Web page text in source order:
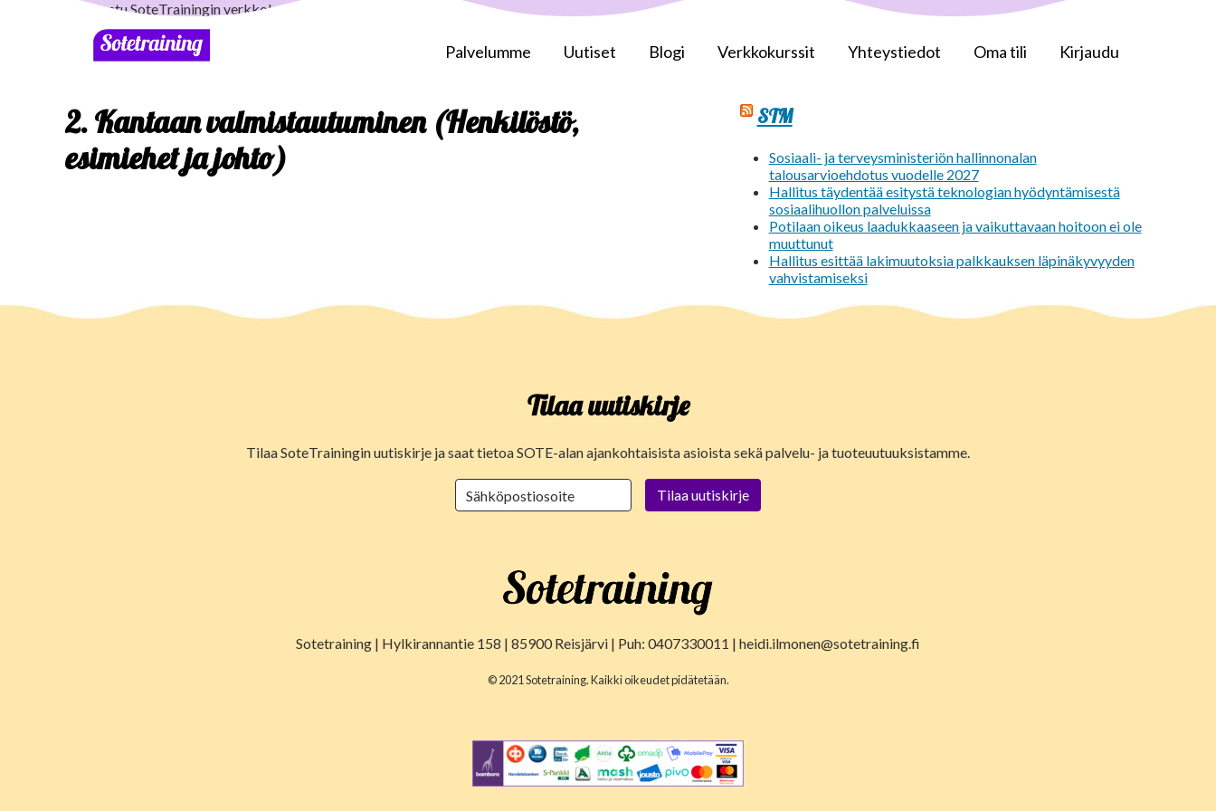
Palvelumme Uutiset Blogi Verkkokurssit Yhteystiedot Oma tili Kirjaudu
2. Kantaan valmistautuminen (Henkilöstö,
esimiehet ja johto)
STM
Sosiaali- ja terveysministeriön hallinnonalan
talousarvioehdotus vuodelle 2027
Hallitus täydentää esitystä teknologian hyödyntämisestä
sosiaalihuollon palveluissa
Potilaan oikeus laadukkaaseen ja vaikuttavaan hoitoon ei ole
muuttunut
Hallitus esittää lakimuutoksia palkkauksen läpinäkyvyyden
vahvistamiseksi
Tilaa uutiskirje
Tilaa SoteTrainingin uutiskirje ja saat tietoa SOTE-alan ajankohtaisista asioista sekä palvelu- ja tuoteuutuuksistamme.
Sotetraining | Hylkirannantie 158 | 85900 Reisjärvi | Puh: 0407330011 | heidi.ilmonen@sotetraining.fi
© 2021 Sotetraining. Kaikki oikeudet pidätetään.